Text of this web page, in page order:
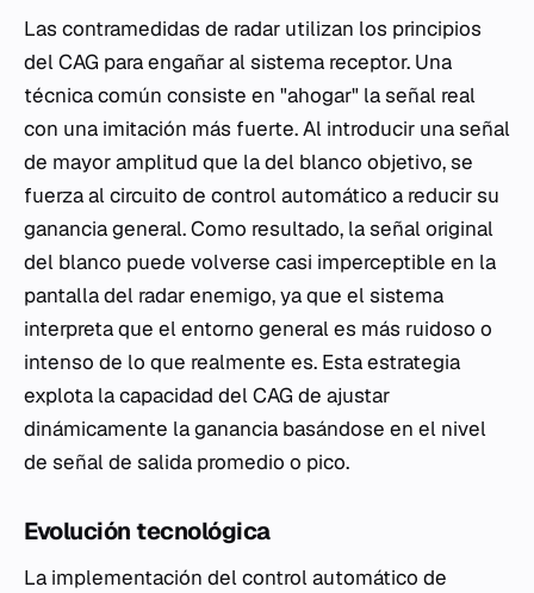
Las contramedidas de radar utilizan los principios
del CAG para engañar al sistema receptor. Una
técnica común consiste en "ahogar" la señal real
con una imitación más fuerte. Al introducir una señal
de mayor amplitud que la del blanco objetivo, se
fuerza al circuito de control automático a reducir su
ganancia general. Como resultado, la señal original
del blanco puede volverse casi imperceptible en la
pantalla del radar enemigo, ya que el sistema
interpreta que el entorno general es más ruidoso o
intenso de lo que realmente es. Esta estrategia
explota la capacidad del CAG de ajustar
dinámicamente la ganancia basándose en el nivel
de señal de salida promedio o pico.
Evolución tecnológica
La implementación del control automático de